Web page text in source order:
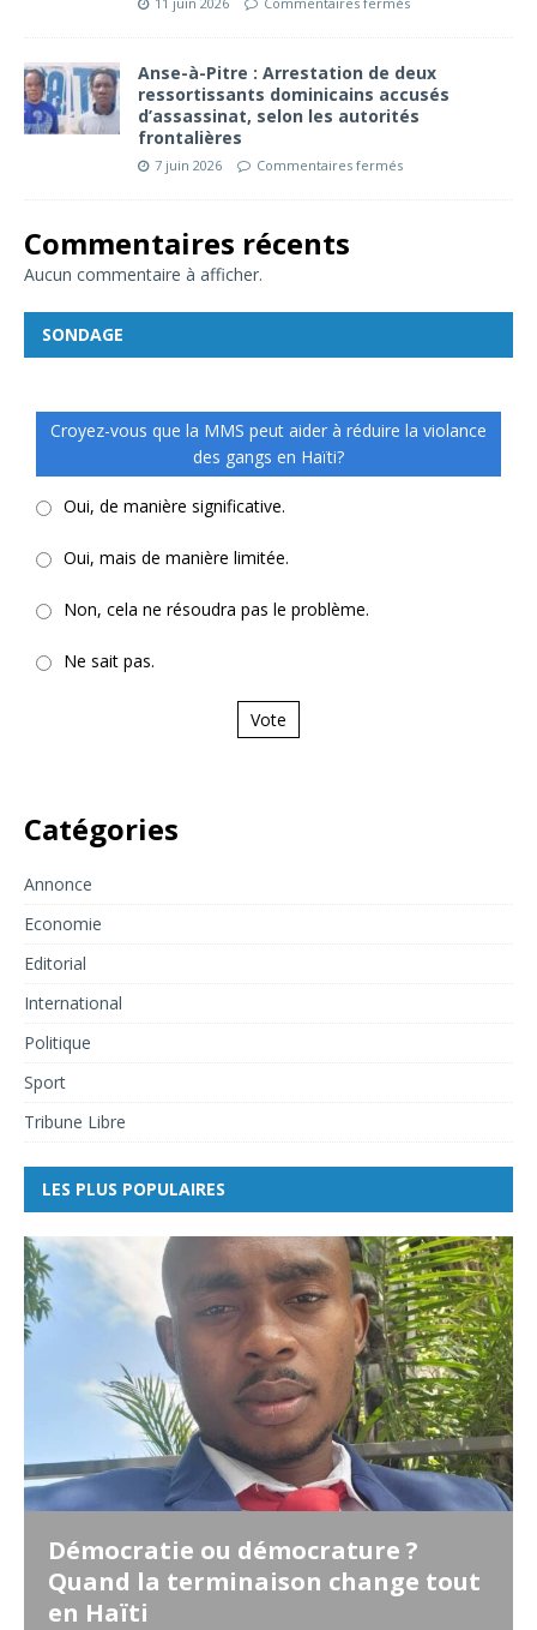
Anse-à-Pitre : Arrestation de deux
ressortissants dominicains accusés
d’assassinat, selon les autorités
frontalières
7 juin 2026 Commentaires fermés
Commentaires récents
Aucun commentaire à afficher.
SONDAGE
Croyez-vous que la MMS peut aider à réduire la violance
des gangs en Haïti?
Oui, de manière significative.
Oui, mais de manière limitée.
Non, cela ne résoudra pas le problème.
Ne sait pas.
Vote
Catégories
Annonce
Economie
Editorial
International
Politique
Sport
Tribune Libre
LES PLUS POPULAIRES
Démocratie ou démocrature ?
Quand la terminaison change tout
en Haïti